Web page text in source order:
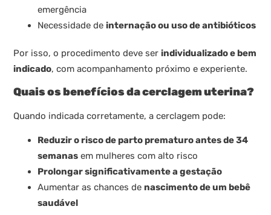
emergência
Necessidade deinternação ou uso de antibióticos
Por isso, o procedimento deve serindividualizado e bem
indicado, com acompanhamento próximo e experiente.
Quais os benefícios da cerclagem uterina?
Quando indicada corretamente, a cerclagem pode:
Reduzir o risco de parto prematuro antes de 34
semanas em mulheres com alto risco
Prolongar significativamente a gestação
Aumentar as chances denascimento de um bebê
saudável